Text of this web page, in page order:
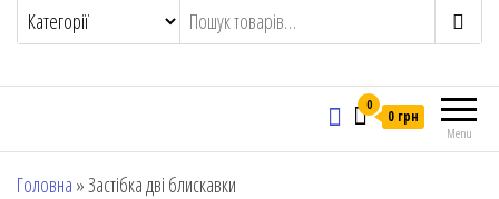
Menu
0
0 грн
Головна »Застібка дві блискавки